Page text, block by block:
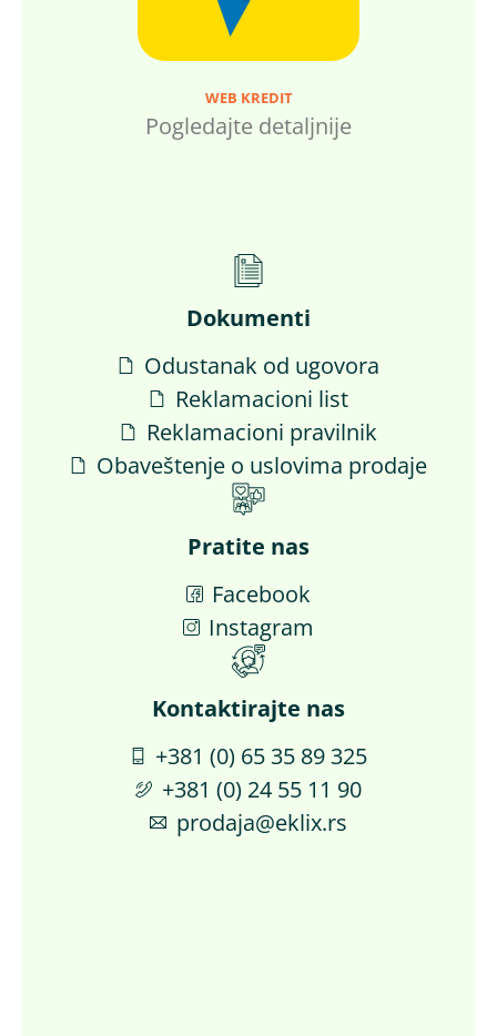
WEB KREDIT
Pogledajte detaljnije
Dokumenti
Odustanak od ugovora
Reklamacioni list
Reklamacioni pravilnik
Obaveštenje o uslovima prodaje
Pratite nas
Facebook
Instagram
Kontaktirajte nas​
+381 (0) 65 35 89 325
+381 (0) 24 55 11 90
prodaja@eklix.rs